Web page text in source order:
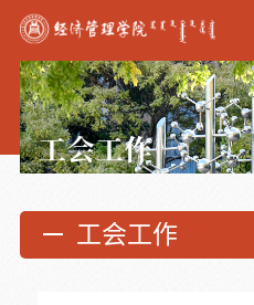
工会工作
工会工作